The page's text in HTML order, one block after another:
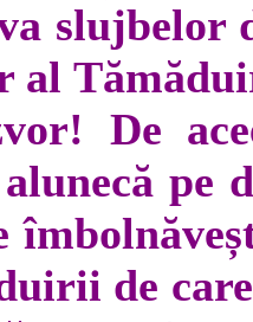
slujbelor
al
De
alunecă
de